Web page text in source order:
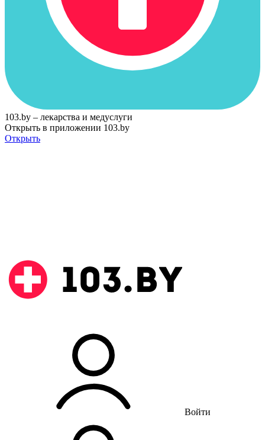
103.by – лекарства и медуслуги
Открыть в приложении 103.by
Открыть
Войти